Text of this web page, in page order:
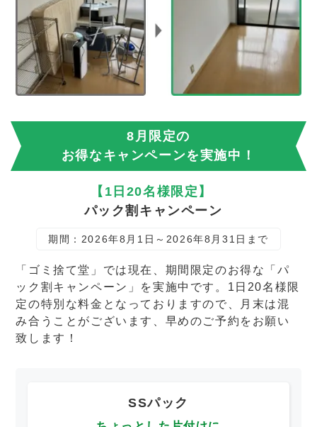
8月限定の
お得なキャンペーンを実施中！
【1日20名様限定】
パック割キャンペーン
期間：2026年8月1日～2026年8月31日まで
「ゴミ捨て堂」では現在、期間限定のお得な「パ
ック割キャンペーン」を実施中です。1日20名様限
定の特別な料金となっておりますので、月末は混
み合うことがございます、早めのご予約をお願い
致します！
SSパック